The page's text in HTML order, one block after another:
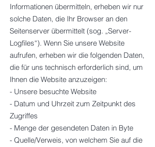
Informationen übermitteln, erheben wir nur
solche Daten, die Ihr Browser an den
Seitenserver übermittelt (sog. „Server-
Logfiles“). Wenn Sie unsere Website
aufrufen, erheben wir die folgenden Daten,
die für uns technisch erforderlich sind, um
Ihnen die Website anzuzeigen:
- Unsere besuchte Website
- Datum und Uhrzeit zum Zeitpunkt des
Zugriffes
- Menge der gesendeten Daten in Byte
- Quelle/Verweis, von welchem Sie auf die